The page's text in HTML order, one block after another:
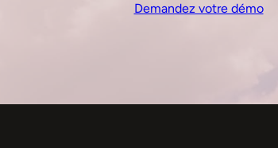
Demandez votre démo